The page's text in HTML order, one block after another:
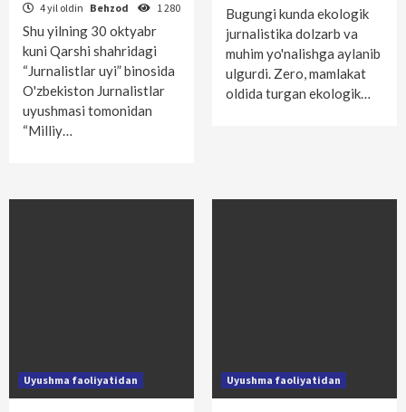
4 yil oldin Behzod 1 280
Shu yilning 30 oktyabr
kuni Qarshi shahridagi
“Jurnalistlar uyi” binosida
O'zbekiston Jurnalistlar
uyushmasi tomonidan
“Milliy…
Bugungi kunda ekologik
jurnalistika dolzarb va
muhim yo'nalishga aylanib
ulgurdi. Zero, mamlakat
oldida turgan ekologik…
Uyushma faoliyatidan Uyushma faoliyatidan